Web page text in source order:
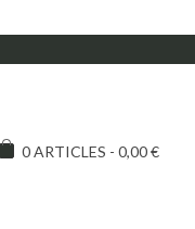
0ARTICLES - 0,00 €